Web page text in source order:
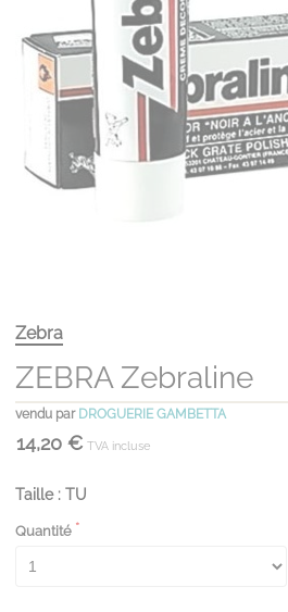
Zebra
ZEBRA Zebraline
vendu par DROGUERIE GAMBETTA
14,20 € TVA incluse
Taille : TU
Quantité